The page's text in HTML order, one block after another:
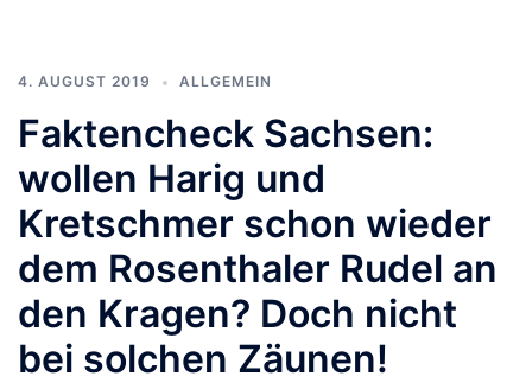
4. AUGUST 2019 ALLGEMEIN
Faktencheck Sachsen:
wollen Harig und
Kretschmer schon wieder
dem Rosenthaler Rudel an
den Kragen? Doch nicht
bei solchen Zäunen!